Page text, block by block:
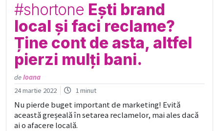
#shortone Ești brand
local și faci reclame?
Ține cont de asta, altfel
pierzi mulți bani.
deIoana
24 martie 2022
1 minut
Nu pierde buget important de marketing! Evită
această greșeală în setarea reclamelor, mai ales dacă
ai o afacere locală.